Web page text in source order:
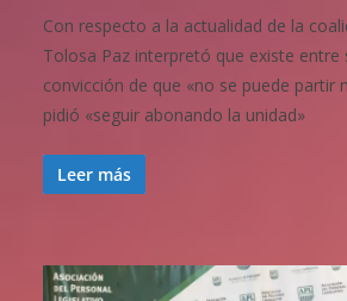
Con respecto a la actualidad de la
Tolosa Paz interpretó que existe entre
convicción de que «no se puede partir
pidió «seguir abonando la unidad»
Leer más